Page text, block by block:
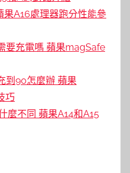
果A16處理器跑分性能參
要充電嗎 蘋果magSafe
到90怎麼辦 蘋果
巧
麼不同 蘋果A14和A15